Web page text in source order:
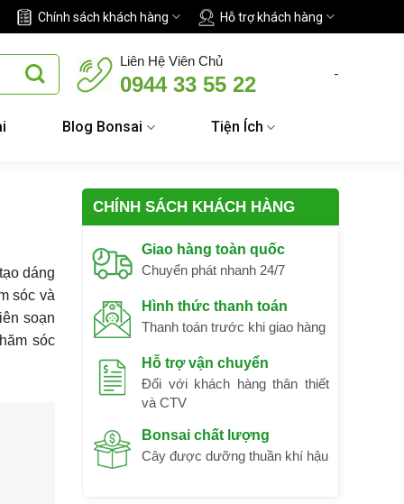
Chính sách khách hàng Hỗ trợ khách hàng
Liên Hệ Viên Chủ
0944 33 55 22 -
Blog Bonsai
Tiện Ích
dáng
sóc và
soạn
sóc
CHÍNH SÁCH KHÁCH HÀNG
Giao hàng toàn quốc
Chuyển phát nhanh 24/7
Hình thức thanh toán
Thanh toán trước khi giao hàng
Hỗ trợ vận chuyển
Đối với khách hàng thân thiết
và CTV
Bonsai chất lượng
Cây được dưỡng thuần khí hậu